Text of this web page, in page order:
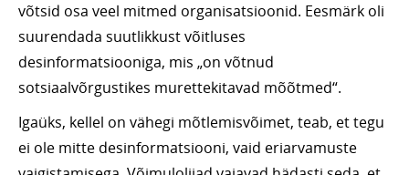
võtsid osa veel mitmed organisatsioonid. Eesmärk oli
suurendada suutlikkust võitluses
desinformatsiooniga, mis „on võtnud
sotsiaalvõrgustikes murettekitavad mõõtmed“.
Igaüks, kellel on vähegi mõtlemisvõimet, teab, et tegu
ei ole mitte desinformatsiooni, vaid eriarvamuste